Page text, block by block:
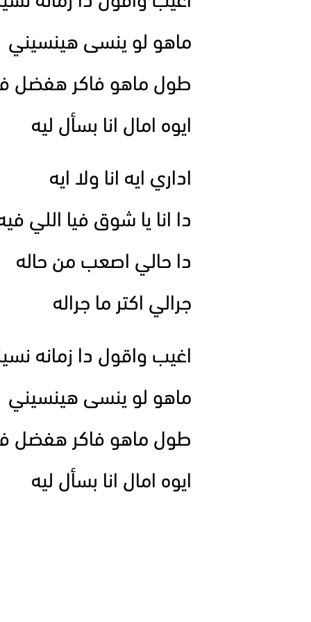
ماهو لو ينسى هينسيني
طول ماهو فاكر هفضل
ايوه امال انا بسأل ليه
اداري ايه انا ولا ايه
دا انا يا شوق فيا اللي
دا حالي اصعب من حاله
جرالي اكتر ما جراله
اغيب واقول دا زمانه
ماهو لو ينسى هينسيني
طول ماهو فاكر هفضل
ايوه امال انا بسأل ليه